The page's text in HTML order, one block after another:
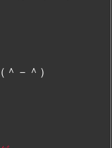
－＾）